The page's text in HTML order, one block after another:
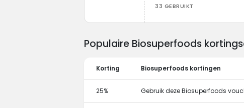
33 GEBRUIKT
Populaire Biosuperfoods
Korting Biosuperfoods kortingen
25% Gebruik deze Biosuperfoods